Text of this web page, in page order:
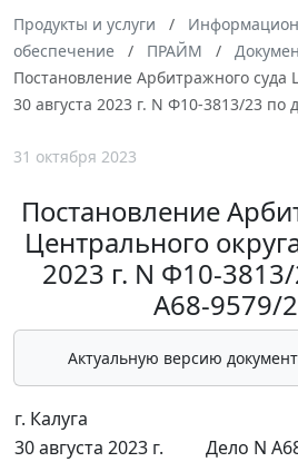
Продукты и услуги
обеспечение
ПРАЙМ
Постановление Арбитражного суда
30 августа 2023 г. N Ф10-3813/23 по
31 октября 2023
Постановление
Центрального
2023 г. N Ф10-
А68-9579/
Актуальную версию
г. Калуга
30 августа 2023 г.
Дело N